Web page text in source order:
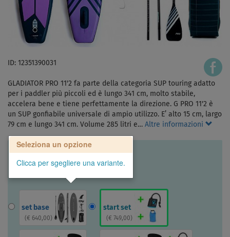
ID: 12351390031
GLADIATOR PRO 11'2 fa parte della categoria SUP touring adatto
per i paddler più piccoli ed è lungo 341 cm, molto stabile,
accelera bene e tiene perfettamente la direzione. G PRO 11'2 è
un SUP gonfiabile universale di ampio utilizzo. E’ alto 15 cm, largo
79 cm e lungo 341 cm. Volume 285 litri e… Altre informazioni
Seleziona un opzione
Clicca per sgegliere una variante.
set base
( € 640,00)
start set
(€ 749,00)